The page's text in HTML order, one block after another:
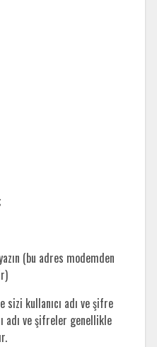
(bu adres modemden
sizi kullanıcı adı ve şifre
adı ve şifreler genellikle